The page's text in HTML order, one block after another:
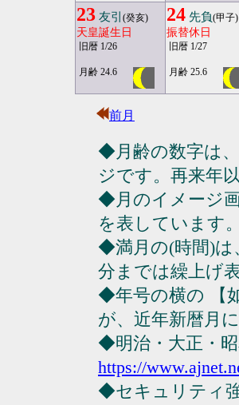
23 友引 (癸亥)
天皇誕生日
旧暦 1/26
月齢 24.6
24 先負(甲子)
振替休日
旧暦 1/27
月齢 25.6
前月
◆月齢の数字は
ジです。再来年
◆月のイメージ
を表しています。
◆満月の(時間)は
分までは繰上げ
◆年号の横の 【
が、近年新暦月
◆明治・大正・
https://
◆セキュリティ